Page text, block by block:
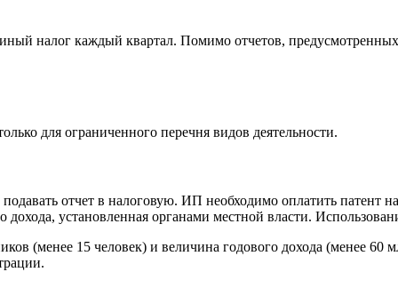
налог каждый квартал. Помимо отчетов,
для ограниченного перечня видов деятельности.
отчет в налоговую. ИП необходимо оплатить патент
установленная органами местной власти.
(менее 15 человек) и величина годового дохода (менее